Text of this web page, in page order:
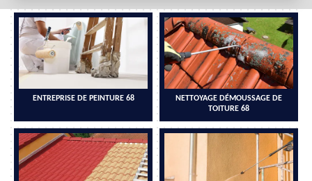
ENTREPRISE DE PEINTURE 68
NETTOYAGE DÉMOUSSAGE DE
TOITURE 68